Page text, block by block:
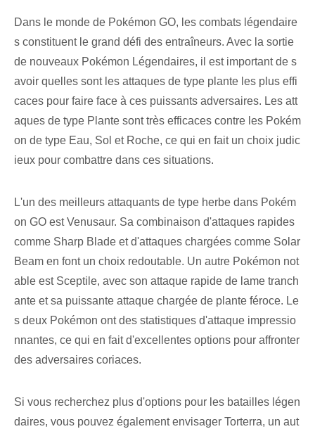
Dans le monde de Pokémon GO, les combats légendaire
s constituent le grand défi des entraîneurs. Avec la sortie
de nouveaux Pokémon Légendaires, il est important de s
avoir quelles sont les attaques de type plante les plus effi
caces pour faire face à ces puissants adversaires. Les att
aques de type Plante sont très efficaces contre les Pokém
on de type Eau, Sol et Roche, ce qui en fait un choix judic
ieux pour combattre dans ces situations.
L'un des meilleurs attaquants de type herbe dans Pokém
on GO est Venusaur. Sa⁢ combinaison‌ d'attaques rapides
comme Sharp Blade et d'attaques chargées comme⁤ Solar
Beam en font un choix redoutable. Un autre Pokémon not
able est Sceptile, avec son attaque rapide de lame tranch
ante et sa puissante attaque chargée de plante féroce. Le
s deux Pokémon ont des statistiques d'attaque impressio
nnantes, ce qui en fait d'excellentes options pour affronter
des adversaires coriaces.
Si vous recherchez plus d'options pour les batailles légen
daires, vous pouvez également envisager Torterra, un aut